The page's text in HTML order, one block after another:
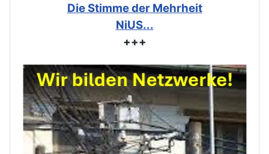
Die Stimme der Mehrheit
NiUS...
+++